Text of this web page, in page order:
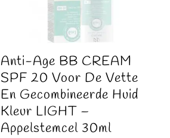
Anti-Age BB CREAM
SPF 20 Voor De Vette
En Gecombineerde Huid
Kleur LIGHT –
Appelstemcel 30ml